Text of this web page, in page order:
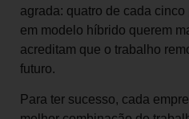
agrada: quatro de cada
em modelo híbrido querem
acreditam que o trabalho
futuro.
Para ter sucesso, cada